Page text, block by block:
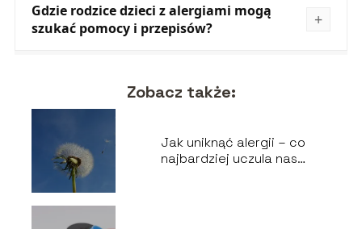
Gdzie rodzice dzieci z alergiami mogą
szukać pomocy i przepisów?
Zobacz także:
Jak uniknąć alergii – co
najbardziej uczula nas